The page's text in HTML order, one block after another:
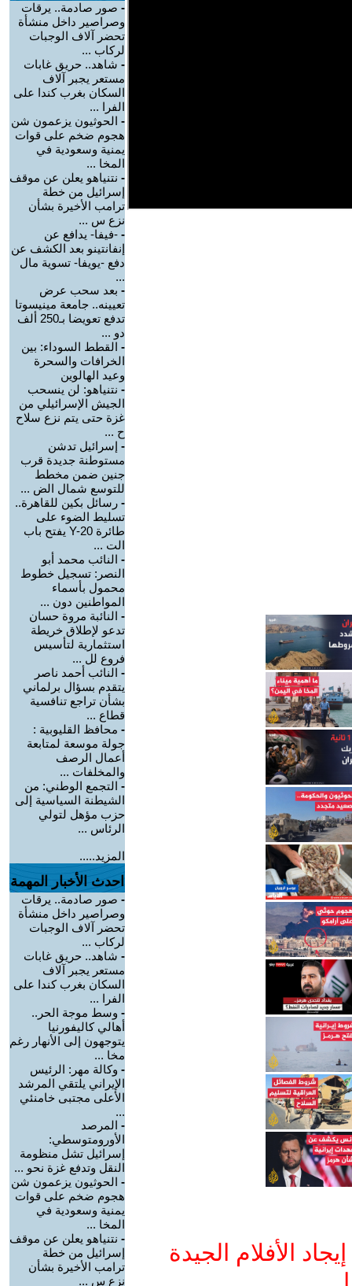
الأفلام الجيدة
- صور صادمة.. يرقات
وصراصير داخل منشأة
تحضر آلاف الوجبات
لركاب ...
- شاهد.. حريق غابات
مستعر يجبر آلاف
السكان بغرب كندا على
الفرا ...
- الحوثيون يزعمون شن
هجوم ضخم على قوات
يمنية وسعودية في
المخا ...
- نتنياهو يعلن عن موقف
إسرائيل من خطة
ترامب الأخيرة بشأن
نزع س ...
- -فيفا- يدافع عن
إنفانتينو بعد الكشف عن
دفع -يويفا- تسوية مال
...
- بعد سحب عرض
تعيينه.. جامعة مينيسوتا
تدفع تعويضا بـ250 ألف
دو ...
- القطط السوداء: بين
الخرافات والسحرة
وعيد الهالوين
- نتنياهو: لن ينسحب
الجيش الإسرائيلي من
غزة حتى يتم نزع سلاح
ح ...
- إسرائيل تدشن
مستوطنة جديدة قرب
جنين ضمن مخطط
للتوسع شمال الض ...
- رسائل بكين للقاهرة..
تسليط الضوء على
طائرة Y-20 يفتح باب
الت ...
- النائب محمد أبو
النصر: تسجيل خطوط
محمول بأسماء
المواطنين دون ...
- النائبة مروة حسان
تدعو لإطلاق خريطة
استثمارية لتأسيس
فروع لل ...
- النائب أحمد ناصر
يتقدم بسؤال برلماني
بشأن تراجع تنافسية
قطاع ...
- محافظ القليوبية :
جولة موسعة لمتابعة
أعمال الرصف
والمخلفات ...
- التجمع الوطني: من
الشيطنة السياسية إلى
حزب مؤهل لتولي
الرئاس ...
المزيد.....
احدث الأخبار المهمة
- صور صادمة.. يرقات
وصراصير داخل منشأة
تحضر آلاف الوجبات
لركاب ...
- شاهد.. حريق غابات
مستعر يجبر آلاف
السكان بغرب كندا على
الفرا ...
- وسط موجة الحر..
أهالي كاليفورنيا
يتوجهون إلى الأنهار رغم
مخا ...
- وكالة مهر: الرئيس
الإيراني يلتقي المرشد
الأعلى مجتبى خامنئي
...
- المرصد
الأورومتوسطي:
إسرائيل تشل منظومة
النقل وتدفع غزة نحو ...
- الحوثيون يزعمون شن
هجوم ضخم على قوات
يمنية وسعودية في
المخا ...
- نتنياهو يعلن عن موقف
إسرائيل من خطة
ترامب الأخيرة بشأن
نزع س ...